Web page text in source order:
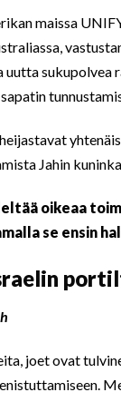
maissa
sukupolvea
Jahin
oikeaa
se ensin
joet ovat